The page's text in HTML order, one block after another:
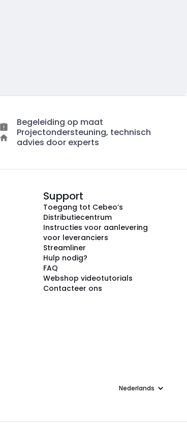
Begeleiding op maat
Projectondersteuning, technisch
advies door experts
Support
Toegang tot Cebeo’s
Distributiecentrum
Instructies voor aanlevering
voor leveranciers
Streamliner
Hulp nodig?
FAQ
Webshop videotutorials
Contacteer ons
Taal